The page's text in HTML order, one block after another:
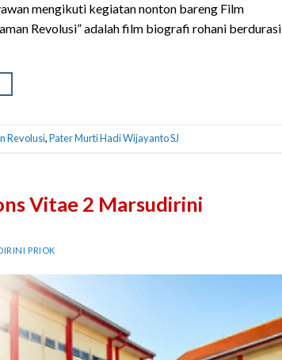
mengikuti kegiatan nonton bareng Film
Revolusi” adalah film biografi rohani berdurasi
Revolusi,Pater Murti Hadi Wijayanto SJ
Vitae 2 Marsudirini
PRIOK